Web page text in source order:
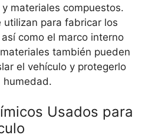
materiales compuestos.
utilizan para fabricar los
como el marco interno
también pueden
el vehículo y protegerlo
humedad.
Usados para